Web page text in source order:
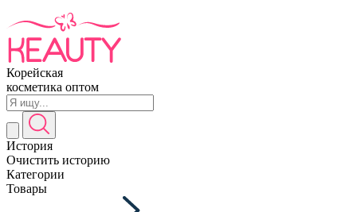
Корейская
косметика оптом
История
Очистить историю
Категории
Товары